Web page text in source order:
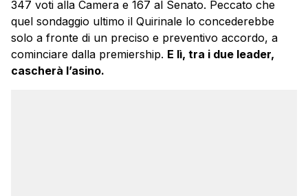
347 voti alla Camera e 167 al Senato. Peccato che
quel sondaggio ultimo il Quirinale lo concederebbe
solo a fronte di un preciso e preventivo accordo, a
cominciare dalla premiership. E lì, tra i due leader,
cascherà l’asino.